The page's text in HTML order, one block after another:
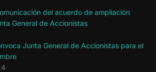
del acuerdo de ampliación
General de Accionistas
Junta General de Accionistas para el